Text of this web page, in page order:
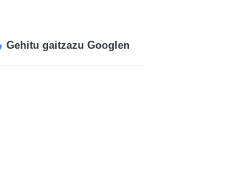
Gehitu gaitzazu Googlen